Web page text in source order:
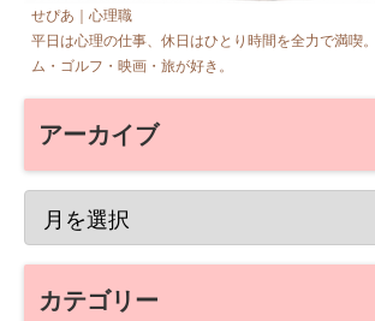
せぴあ｜心理職
平日は心理の仕事、休日はひとり時間を全力で満喫
ム・ゴルフ・映画・旅が好き。
アーカイブ
カテゴリー